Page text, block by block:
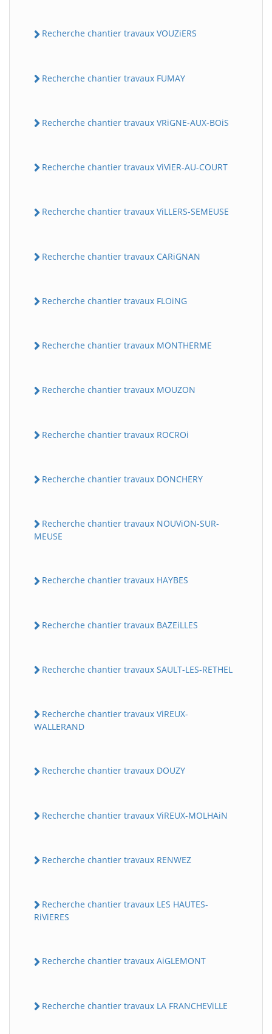
Recherche chantier travaux VOUZiERS
Recherche chantier travaux FUMAY
Recherche chantier travaux VRiGNE-AUX-BOiS
Recherche chantier travaux ViViER-AU-COURT
Recherche chantier travaux ViLLERS-SEMEUSE
Recherche chantier travaux CARiGNAN
Recherche chantier travaux FLOiNG
Recherche chantier travaux MONTHERME
Recherche chantier travaux MOUZON
Recherche chantier travaux ROCROi
Recherche chantier travaux DONCHERY
Recherche chantier travaux NOUViON-SUR-
MEUSE
Recherche chantier travaux HAYBES
Recherche chantier travaux BAZEiLLES
Recherche chantier travaux SAULT-LES-RETHEL
Recherche chantier travaux ViREUX-
WALLERAND
Recherche chantier travaux DOUZY
Recherche chantier travaux ViREUX-MOLHAiN
Recherche chantier travaux RENWEZ
Recherche chantier travaux LES HAUTES-
RiViERES
Recherche chantier travaux AiGLEMONT
Recherche chantier travaux LA FRANCHEViLLE